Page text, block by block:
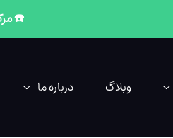
☎️ مرکز
وبلاگ درباره ما